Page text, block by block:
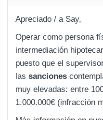
Apreciado / a Say,
Operar como persona
intermediación
puesto que el
las sanciones
muy elevadas: entre
1.000.000€ (infracción